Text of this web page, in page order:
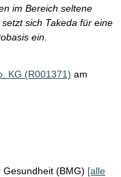
im Bereich seltene
sich Takeda für eine
ein.
KG (R001371) am
(BMG) [alle